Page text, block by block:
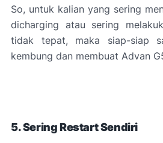
So, untuk kalian yang sering
dicharging atau sering
tidak tepat, maka siap-siap
kembung dan membuat Advan
5. Sering Restart Sendiri